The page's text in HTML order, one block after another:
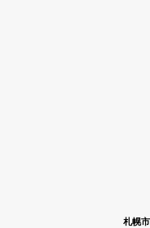
札幌